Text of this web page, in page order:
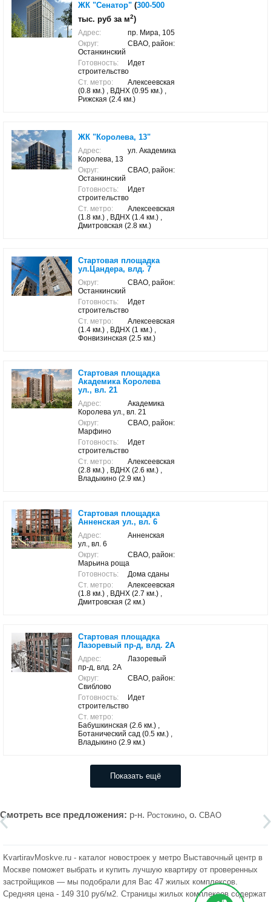
ЖК "Сенатор" (300-500
тыс. руб за м2)
Адрес:
пр. Мира, 105
Округ:
СВАО, район:
Останкинский
Готовность:
Идет
строительство
Ст. метро:
Алексеевская
(0.8 км.) , ВДНХ (0.95 км.) ,
Рижская (2.4 км.)
ЖК "Королева, 13"
Адрес:
ул. Академика
Королева, 13
Округ:
СВАО, район:
Останкинский
Готовность:
Идет
строительство
Ст. метро:
Алексеевская
(1.8 км.) , ВДНХ (1.4 км.) ,
Дмитровская (2.8 км.)
Стартовая площадка
ул.Цандера, влд. 7
Округ:
СВАО, район:
Останкинский
Готовность:
Идет
строительство
Ст. метро:
Алексеевская
(1.4 км.) , ВДНХ (1 км.) ,
Фонвизинская (2.5 км.)
Стартовая площадка
Академика Королева
ул., вл. 21
Адрес:
Академика
Королева ул., вл. 21
Округ:
СВАО, район:
Марфино
Готовность:
Идет
строительство
Ст. метро:
Алексеевская
(2.8 км.) , ВДНХ (2.6 км.) ,
Владыкино (2.9 км.)
Стартовая площадка
Анненская ул., вл. 6
Адрес:
Анненская
ул., вл. 6
Округ:
СВАО, район:
Марьина роща
Готовность:
Дома сданы
Ст. метро:
Алексеевская
(1.8 км.) , ВДНХ (2.7 км.) ,
Дмитровская (2 км.)
Стартовая площадка
Лазоревый пр-д, влд. 2А
Адрес:
Лазоревый
пр-д, влд. 2А
Округ:
СВАО, район:
Свиблово
Готовность:
Идет
строительство
Ст. метро:
Бабушкинская (2.6 км.) ,
Ботанический сад (0.5 км.) ,
Владыкино (2.9 км.)
Показать ещё
Смотреть все предложения: р-н. Ростокино, о. СВАО
KvartiravMoskve.ru - каталог новостроек у метро Выставочный центр в
Москве поможет выбрать и купить лучшую квартиру от проверенных
застройщиков — мы подобрали для Вас 47 жилых комплексов.
Средняя цена - 149 310 руб/м2. Страницы жилых комплексов содержат